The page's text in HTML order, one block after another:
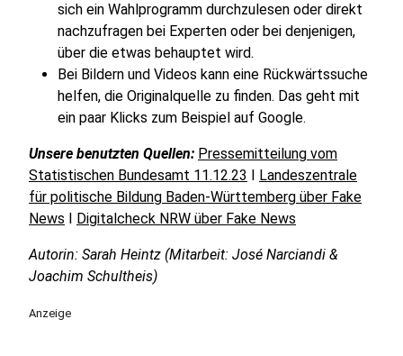
sich ein Wahlprogramm durchzulesen oder direkt
nachzufragen bei Experten oder bei denjenigen,
über die etwas behauptet wird.
Bei Bildern und Videos kann eine Rückwärtssuche
helfen, die Originalquelle zu finden. Das geht mit
ein paar Klicks zum Beispiel auf Google.
Unsere benutzten Quellen: Pressemitteilung vom
Statistischen Bundesamt 11.12.23 I Landeszentrale
für politische Bildung Baden-Württemberg über Fake
News I Digitalcheck NRW über Fake News
Autorin: Sarah Heintz (Mitarbeit: José Narciandi &
Joachim Schultheis)
Anzeige